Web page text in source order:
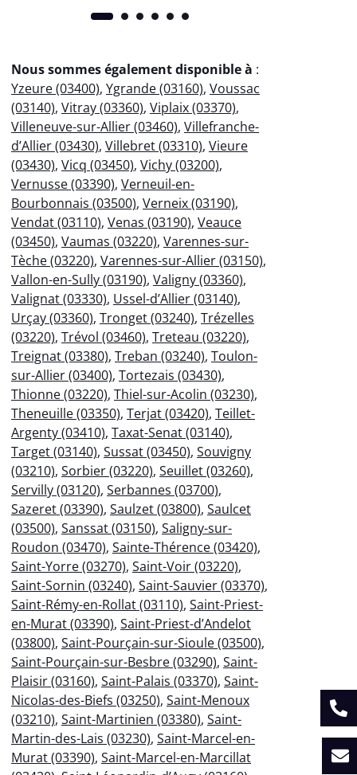
Nous sommes également disponible à :
Yzeure (03400), Ygrande (03160), Voussac
(03140), Vitray (03360), Viplaix (03370),
Villeneuve-sur-Allier (03460), Villefranche-
d’Allier (03430), Villebret (03310), Vieure
(03430), Vicq (03450), Vichy (03200),
Vernusse (03390), Verneuil-en-
Bourbonnais (03500), Verneix (03190),
Vendat (03110), Venas (03190), Veauce
(03450), Vaumas (03220), Varennes-sur-
Tèche (03220), Varennes-sur-Allier (03150),
Vallon-en-Sully (03190), Valigny (03360),
Valignat (03330), Ussel-d’Allier (03140),
Urçay (03360), Tronget (03240), Trézelles
(03220), Trévol (03460), Treteau (03220),
Treignat (03380), Treban (03240), Toulon-
sur-Allier (03400), Tortezais (03430),
Thionne (03220), Thiel-sur-Acolin (03230),
Theneuille (03350), Terjat (03420), Teillet-
Argenty (03410), Taxat-Senat (03140),
Target (03140), Sussat (03450), Souvigny
(03210), Sorbier (03220), Seuillet (03260),
Servilly (03120), Serbannes (03700),
Sazeret (03390), Saulzet (03800), Saulcet
(03500), Sanssat (03150), Saligny-sur-
Roudon (03470), Sainte-Thérence (03420),
Saint-Yorre (03270), Saint-Voir (03220),
Saint-Sornin (03240), Saint-Sauvier (03370),
Saint-Rémy-en-Rollat (03110), Saint-Priest-
en-Murat (03390), Saint-Priest-d’Andelot
(03800), Saint-Pourçain-sur-Sioule (03500),
Saint-Pourçain-sur-Besbre (03290), Saint-
Plaisir (03160), Saint-Palais (03370), Saint-
Nicolas-des-Biefs (03250), Saint-Menoux
(03210), Saint-Martinien (03380), Saint-
Martin-des-Lais (03230), Saint-Marcel-en-
Murat (03390), Saint-Marcel-en-Marcillat